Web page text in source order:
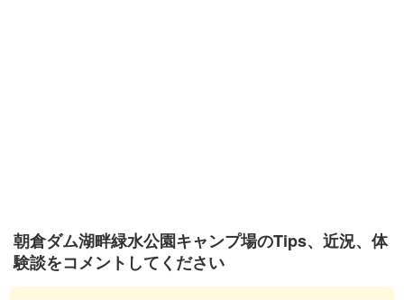
朝倉ダム湖畔緑水公園キャンプ場のTips、近況、体
験談をコメントしてください